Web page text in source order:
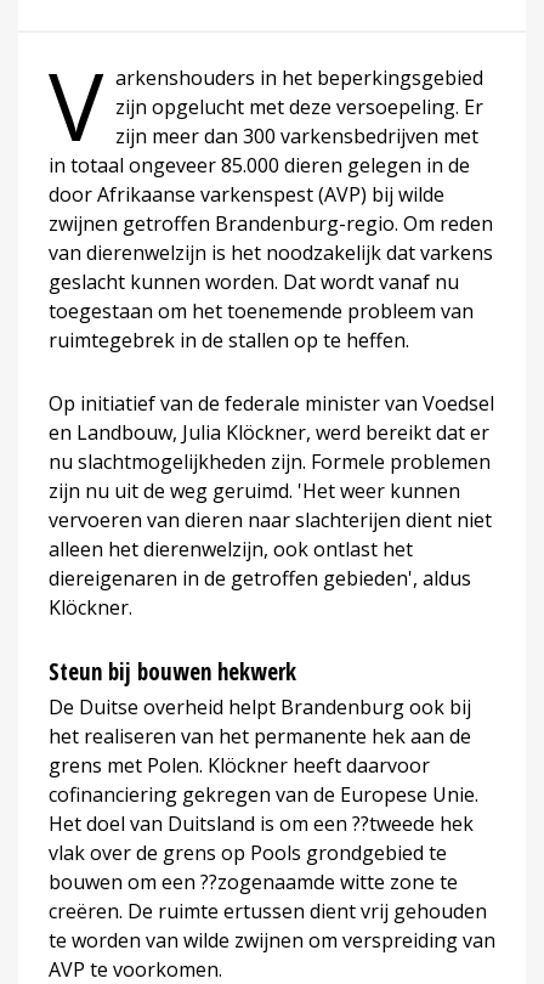
V arkenshouders in het beperkingsgebied
zijn opgelucht met deze versoepeling. Er
zijn meer dan 300 varkensbedrijven met
in totaal ongeveer 85.000 dieren gelegen in de
door Afrikaanse varkenspest (AVP) bij wilde
zwijnen getroffen Brandenburg-regio. Om reden
van dierenwelzijn is het noodzakelijk dat varkens
geslacht kunnen worden. Dat wordt vanaf nu
toegestaan om het toenemende probleem van
ruimtegebrek in de stallen op te heffen.
Op initiatief van de federale minister van Voedsel
en Landbouw, Julia Klöckner, werd bereikt dat er
nu slachtmogelijkheden zijn. Formele problemen
zijn nu uit de weg geruimd. 'Het weer kunnen
vervoeren van dieren naar slachterijen dient niet
alleen het dierenwelzijn, ook ontlast het
diereigenaren in de getroffen gebieden', aldus
Klöckner.
Steun bij bouwen hekwerk
De Duitse overheid helpt Brandenburg ook bij
het realiseren van het permanente hek aan de
grens met Polen. Klöckner heeft daarvoor
cofinanciering gekregen van de Europese Unie.
Het doel van Duitsland is om een ??tweede hek
vlak over de grens op Pools grondgebied te
bouwen om een ??zogenaamde witte zone te
creëren. De ruimte ertussen dient vrij gehouden
te worden van wilde zwijnen om verspreiding van
AVP te voorkomen.